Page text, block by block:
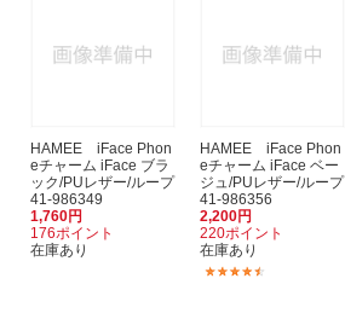
HAMEE iFace Phon
eチャーム iFace ブラ
ック/PUレザー/ループ
41-986349
1,760円
176ポイント
在庫あり
HAMEE iFace Phon
eチャーム iFace ベー
ジュ/PUレザー/ループ
41-986356
2,200円
220ポイント
在庫あり